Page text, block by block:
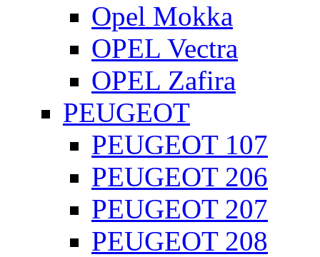
Opel Mokka
OPEL Vectra
OPEL Zafira
PEUGEOT
PEUGEOT 107
PEUGEOT 206
PEUGEOT 207
PEUGEOT 208